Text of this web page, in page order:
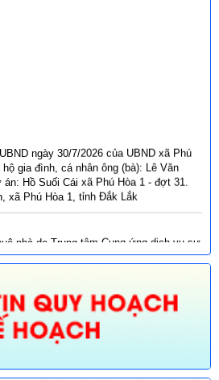
ngày 30/7/2026 của UBND xã Phú
gia đình, cá nhân ông (bà): Lê Văn
Hồ Suối Cái xã Phú Hòa 1 - đợt 31.
xã Phú Hòa 1, tỉnh Đắk Lắk
nhà do Trung tâm Cung ứng dịch vụ sự
Danh mục thủ tục hành chính mới ban
đào tạo thuộc phạm vi, chức năng quản
tạo
Danh mục thủ tục hành chính ban hành